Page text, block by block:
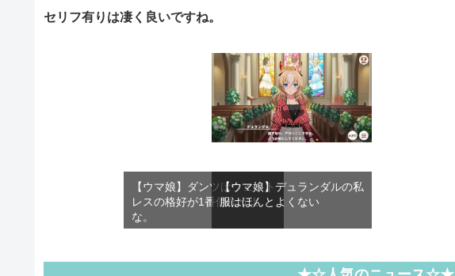
セリフ有りは凄く良いですね。
【ウマ娘】ダンツはウェイト
レスの格好が1番似合うよ
な。
【ウマ娘】デュランダルの私
服はほんとよくない